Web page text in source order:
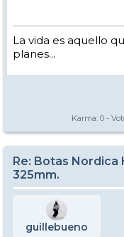
La vida es aquello
planes...
Karma: 0 -
Re: Botas Nordica
325mm.
guillebueno